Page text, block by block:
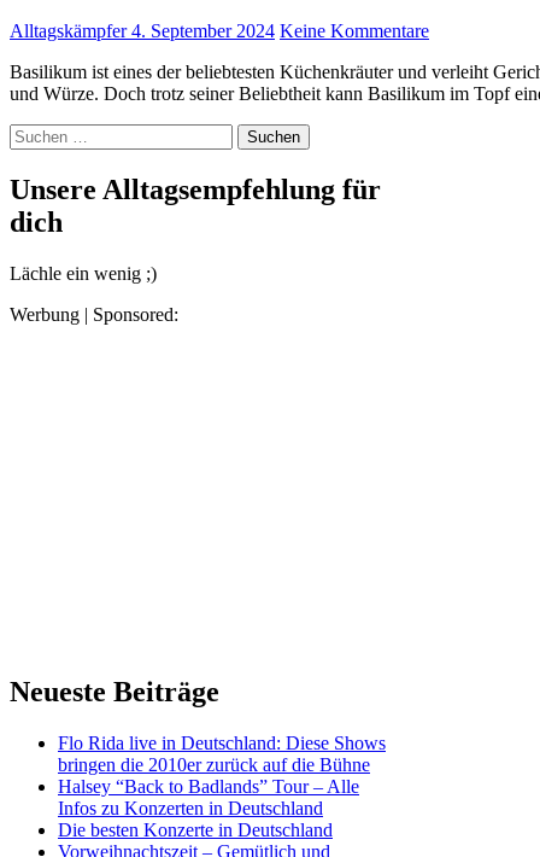
Alltagskämpfer4. September 2024 Keine Kommentare
Basilikum ist eines der beliebtesten Küchenkräuter und verleiht Gerichten wie Pasta, Salaten oder Pesto eine besondere Frische
und Würze. Doch trotz seiner Beliebtheit kann Basilikum im Topf
Suchen
nach:
Unsere Alltagsempfehlung für
dich
Lächle ein wenig ;)
Werbung | Sponsored:
Neueste Beiträge
Flo Rida live in Deutschland: Diese Shows
bringen die 2010er zurück auf die Bühne
Halsey “Back to Badlands” Tour – Alle
Infos zu Konzerten in Deutschland
Die besten Konzerte in Deutschland
Vorweihnachtszeit – Gemütlich und